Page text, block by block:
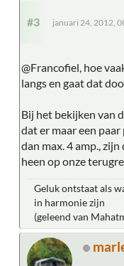
#3 januari 24, 2012,
@Francofiel, hoe
langs en gaat dat
Bij het bekijken van
dat er maar een
dan max. 4 amp.,
heen op onze
Geluk ontstaat als
in harmonie zijn
(geleend van